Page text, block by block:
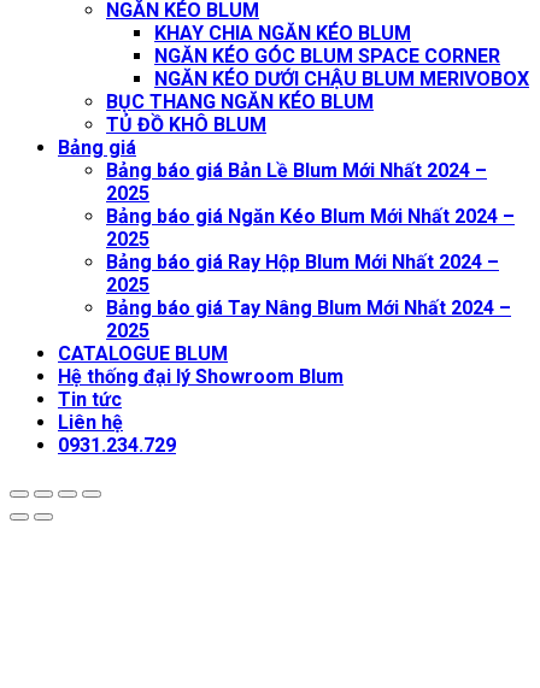
NGĂN KÉO BLUM
KHAY CHIA NGĂN KÉO BLUM
NGĂN KÉO GÓC BLUM SPACE CORNER
NGĂN KÉO DƯỚI CHẬU BLUM MERIVOBOX
BỤC THANG NGĂN KÉO BLUM
TỦ ĐỒ KHÔ BLUM
Bảng giá
Bảng báo giá Bản Lề Blum Mới Nhất 2024 –
2025
Bảng báo giá Ngăn Kéo Blum Mới Nhất 2024 –
2025
Bảng báo giá Ray Hộp Blum Mới Nhất 2024 –
2025
Bảng báo giá Tay Nâng Blum Mới Nhất 2024 –
2025
CATALOGUE BLUM
Hệ thống đại lý Showroom Blum
Tin tức
Liên hệ
0931.234.729